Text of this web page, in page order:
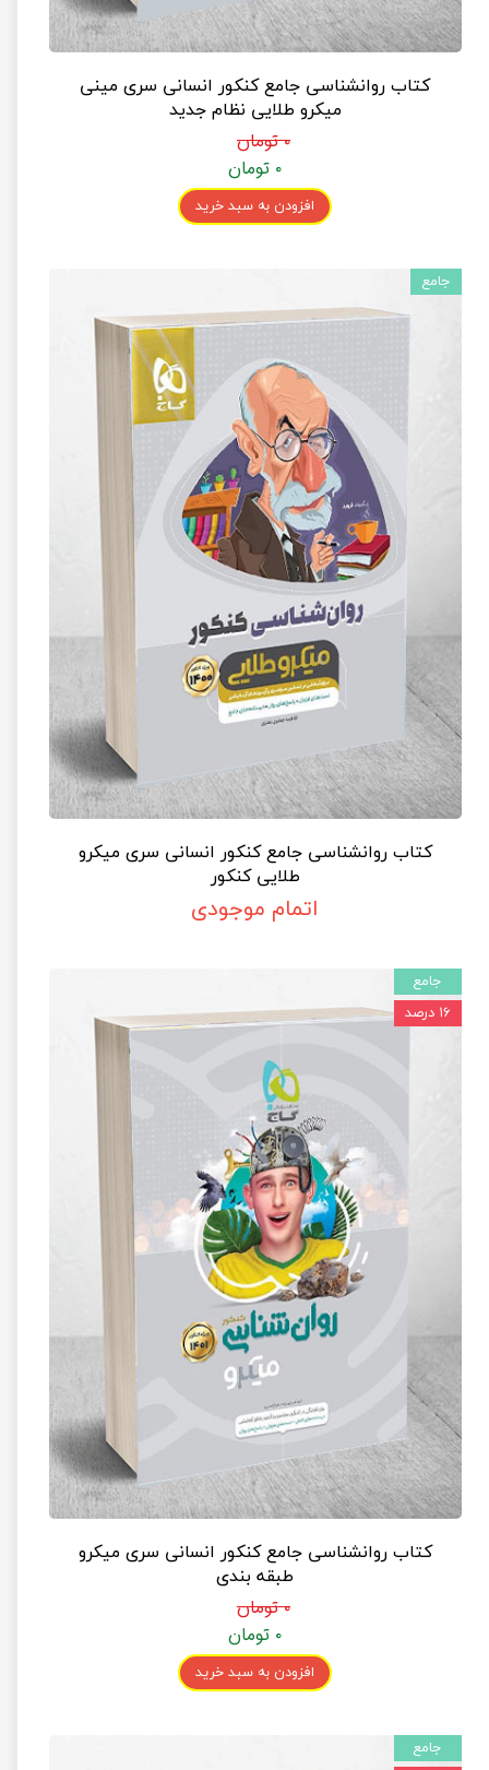
کتاب روانشناسی جامع کنکور انسانی سری مینی
میکرو طلایی نظام جدید
۰ تومان
۰ تومان
افزودن به سبد خرید
کتاب روانشناسی جامع کنکور انسانی سری میکرو
طلایی کنکور
اتمام موجودی
جامع
کتاب روانشناسی جامع کنکور انسانی سری میکرو
طبقه بندی
۰ تومان
۰ تومان
افزودن به سبد خرید
جامع
۱۶ درصد
جامع